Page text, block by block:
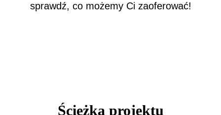
sprawdź, co możemy Ci zaoferować!
Ścieżka projektu